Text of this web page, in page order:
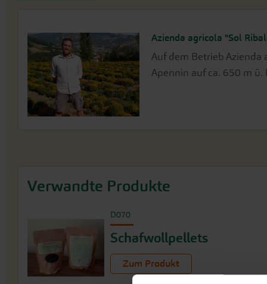
Azienda agricola "Sol
Auf dem Betrieb Azienda
Apennin auf ca. 650 m
Verwandte Produkte
D070
Schafwollpellets
Zum Produkt